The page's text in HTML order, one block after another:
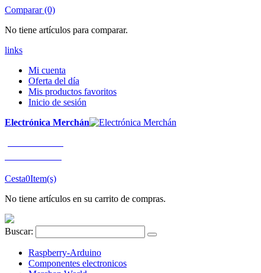
Comparar (0)
No tiene artículos para comparar.
links
Mi cuenta
Oferta del día
Mis productos favoritos
Inicio de sesión
Electrónica Merchán
Cesta0Item(s)
No tiene artículos en su carrito de compras.
Buscar:
Raspberry-Arduino
Componentes electronicos